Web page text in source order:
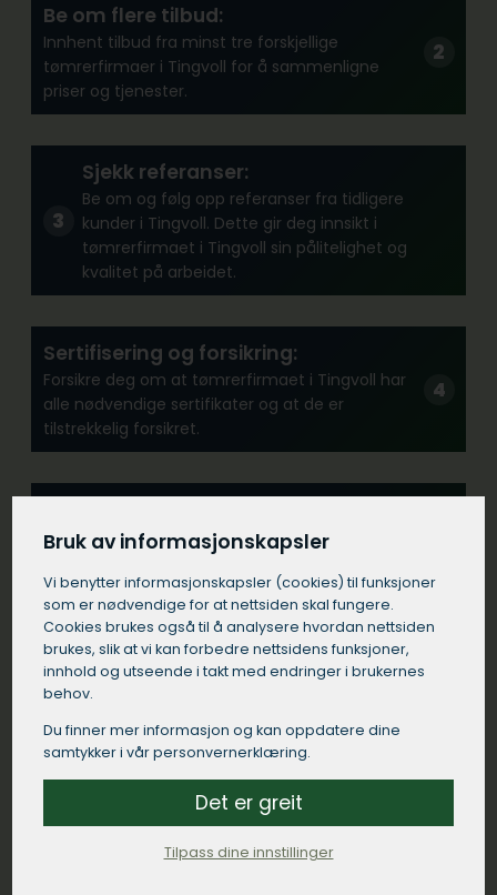
Be om flere tilbud:
Innhent tilbud fra minst tre forskjellige
tømrerfirmaer i Tingvoll for å sammenligne
priser og tjenester.
Sjekk referanser:
Be om og følg opp referanser fra tidligere
kunder i Tingvoll. Dette gir deg innsikt i
tømrerfirmaet i Tingvoll sin pålitelighet og
kvalitet på arbeidet.
Sertifisering og forsikring:
Forsikre deg om at tømrerfirmaet i Tingvoll har
alle nødvendige sertifikater og at de er
tilstrekkelig forsikret.
Se etter et tømrerfirma med erfaring fra
lignende prosjekter i Tingvoll.
Kommunikasjon:
Velg et tømrerfirma i Tingvoll som
kommuniserer tydelig og responderer raskt på
Sørg for at tømreren i Tingvoll kommer med en
detaljert skriftlig kontrakt som spesifiserer
Bruk av informasjonskapsler
Vi benytter informasjons­kapsler (cookies) til funksjoner
som er nødvendige for at nettsiden skal fungere.
Cookies brukes også til å analysere hvordan nettsiden
brukes, slik at vi kan forbedre nettsidens funksjoner,
innhold og utseende i takt med endringer i brukernes
behov.
Du finner mer informasjon og kan oppdatere dine
samtykker i vår personvernerklæring.
Det er greit
Tilpass dine innstillinger